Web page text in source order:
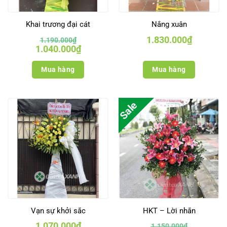
Khai trương đại cát
1.190.000₫
Giá
gốc
là:
1.190.000₫.
1.040.000₫Giá
hiện
tại
Mua hàng
Nắng xuân
1.830.000₫
Mua hàng
Vạn sự khởi sắc
Sale
HKT – Lời nhắn